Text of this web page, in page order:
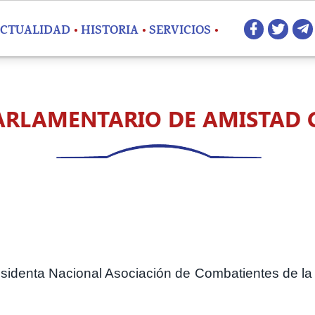
HISTORIA SERVICIOS
DE AMISTAD
Nacional Asociación de Combatientes de